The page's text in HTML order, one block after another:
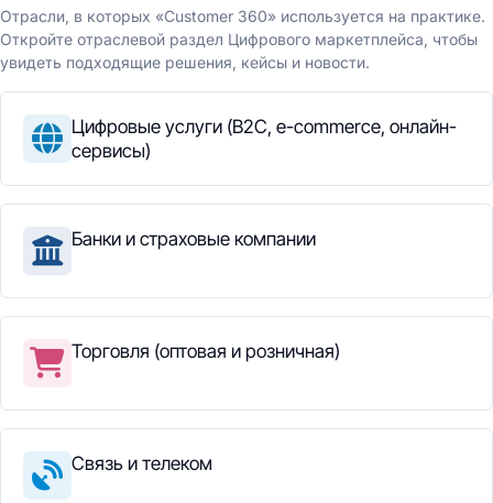
Отрасли, в которых «Customer 360» используется на практике.
Откройте отраслевой раздел Цифрового маркетплейса, чтобы
увидеть подходящие решения, кейсы и новости.
Цифровые услуги (B2C, e-commerce, онлайн-
сервисы)
Банки и страховые компании
Торговля (оптовая и розничная)
Связь и телеком